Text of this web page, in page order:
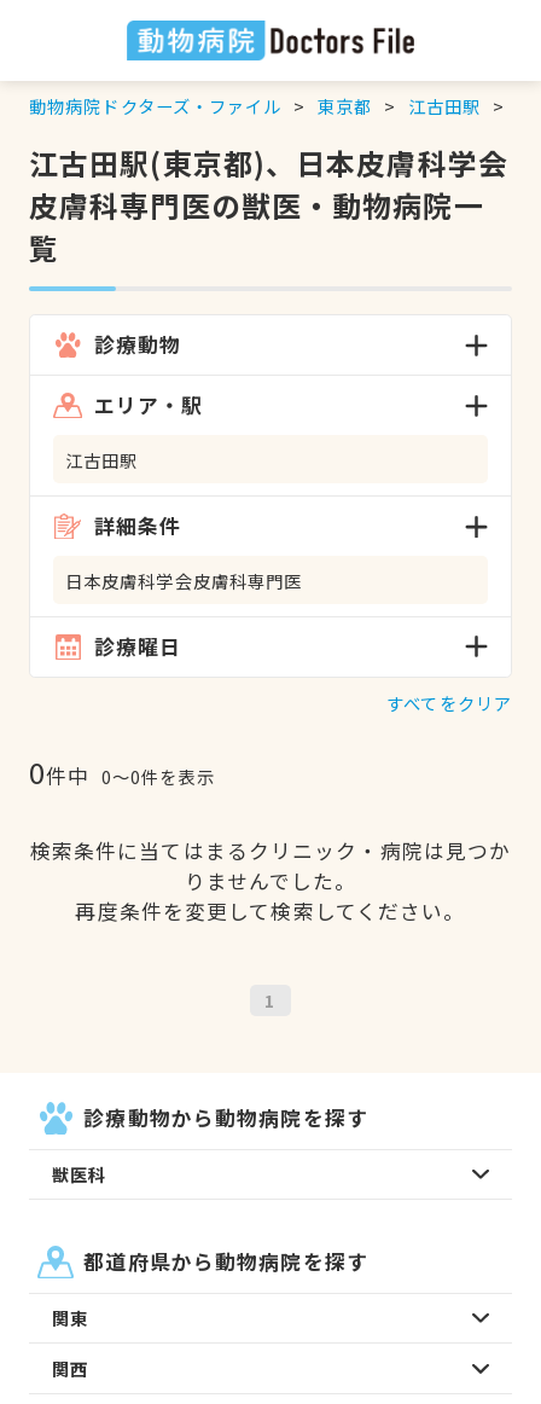
動物病院ドクターズ・ファイル 東京都 江古田駅
江古田駅(東京都)、日本皮膚科学会
皮膚科専門医の獣医・動物病院一
覧
診療動物
エリア・駅
江古田駅
詳細条件
日本皮膚科学会皮膚科専門医
診療曜日
すべてをクリア
0件中 0〜0件を表示
検索条件に当てはまるクリニック・病院は見つか
りませんでした。
再度条件を変更して検索してください。
1
診療動物から動物病院を探す
獣医科
都道府県から動物病院を探す
関東
関西